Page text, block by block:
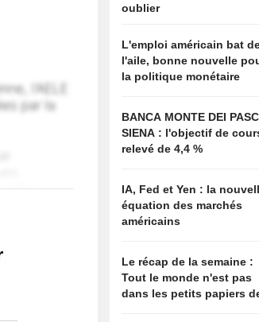
oublier
L'emploi américain bat
l'aile, bonne nouvelle
la politique monétaire
BANCA MONTE DEI
SIENA : l'objectif de cours
relevé de 4,4 %
IA, Fed et Yen : la
équation des marchés
américains
Le récap de la semaine :
Tout le monde n'est pas
dans les petits papiers